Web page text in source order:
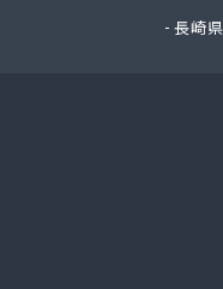
長崎県